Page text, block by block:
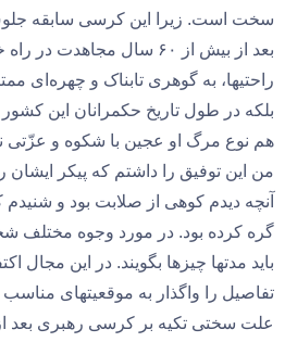
سخت است. زیرا این کرسی سابقه
بعد از بیش از ۶۰ سال
راحتیها، به گوهری تابناک و چهره‌ای
بلکه در طول تاریخ حکمرانان این
هم نوع مرگ او عجین با شکوه و عزّتی
من این توفیق را داشتم که پیکر ایشان
آنچه دیدم کوهی از صلابت بود و
گره کرده بود. در مورد وجوه مختلف
باید مدتها چیزها بگویند. در این مجال
تفاصیل را واگذار به موقعیتهای
علت سختی تکیه بر کرسی رهبری بعد